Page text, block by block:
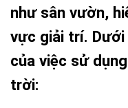
như sân vườn,
vực giải trí.
của việc sử
trời: